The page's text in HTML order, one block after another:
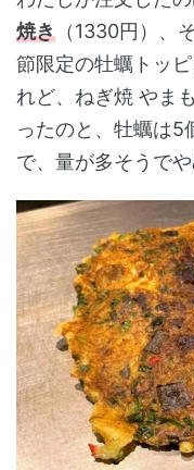
焼き （1330円）、
節限定の牡蠣トッ
れど、ねぎ焼 やま
ったのと、牡蠣は5
で、量が多そうで